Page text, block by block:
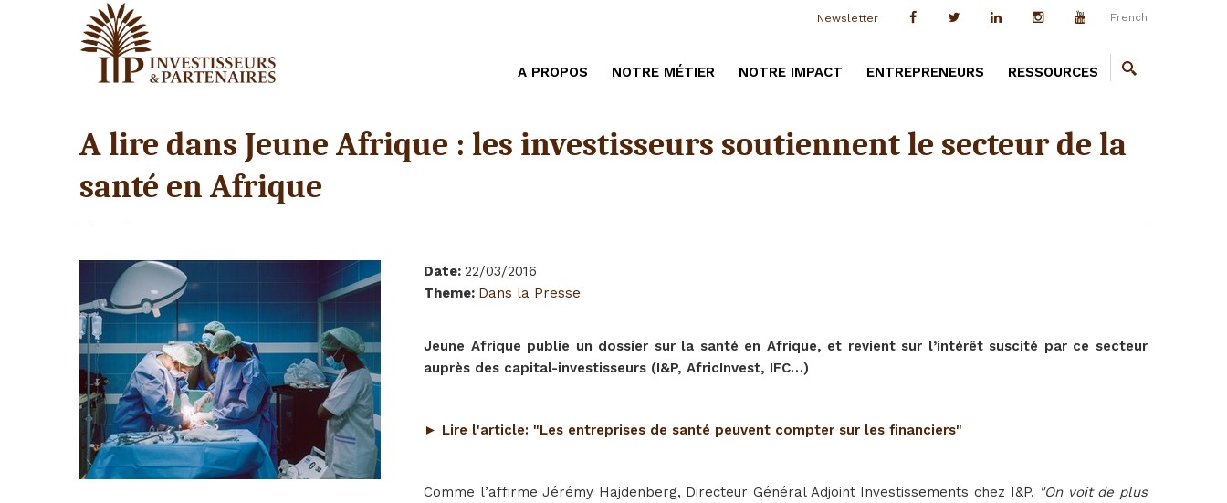
French
Newsletter
A PROPOS NOTRE MÉTIER NOTRE IMPACT ENTREPRENEURS RESSOURCES
A lire dans Jeune Afrique : les investisseurs soutiennent le secteur de la
santé en Afrique
Date: 22/03/2016
Theme: Dans la Presse
Jeune Afrique publie un dossier sur la santé en Afrique, et revient sur l’intérêt suscité par ce secteur
auprès des capital-investisseurs (I&P, AfricInvest, IFC…)
► Lire l'article: "Les entreprises de santé peuvent compter sur les financiers"
Comme l’affirme Jérémy Hajdenberg, Directeur Général Adjoint Investissements chez I&P, "On voit de plus